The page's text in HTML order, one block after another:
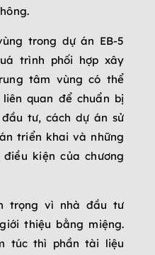
trong dự án EB-5
trình phối hợp xây
tâm vùng có thể
quan để chuẩn bị
tư, cách dự án sử
triển khai và những
kiện của chương
trọng vì nhà đầu tư
thiệu bằng miệng.
túc thì phần tài liệu